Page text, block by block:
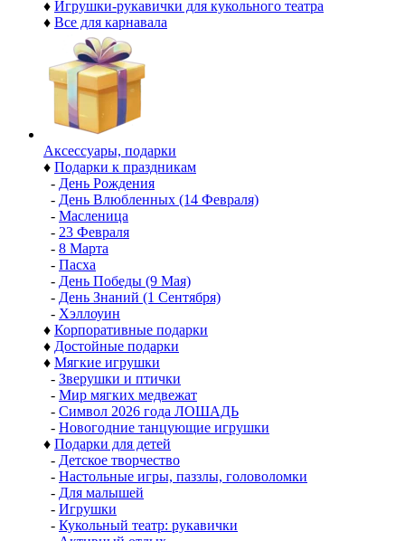
♦ Игрушки-рукавички для кукольного театра
♦ Все для карнавала
Аксессуары, подарки
♦ Подарки к праздникам
- День Рождения
- День Влюбленных (14 Февраля)
- Масленица
- 23 Февраля
- 8 Марта
- Пасха
- День Победы (9 Мая)
- День Знаний (1 Сентября)
- Хэллоуин
♦ Корпоративные подарки
♦ Достойные подарки
♦ Мягкие игрушки
- Зверушки и птички
- Мир мягких медвежат
- Символ 2026 года ЛОШАДЬ
- Новогодние танцующие игрушки
♦ Подарки для детей
- Детское творчество
- Настольные игры, паззлы, головоломки
- Для малышей
- Игрушки
- Кукольный театр: рукавички